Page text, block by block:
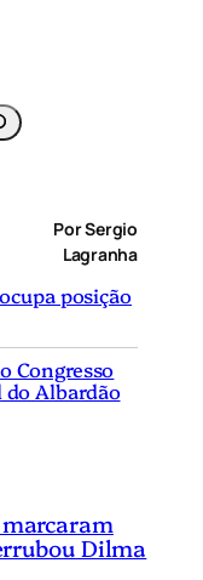
Por Sergio
Lagranha
posição
Congresso
do Albardão
Dilma